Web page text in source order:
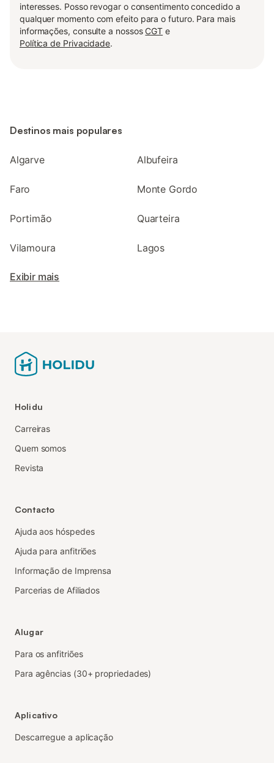
interesses. Posso revogar o consentimento concedido a
qualquer momento com efeito para o futuro. Para mais
informações, consulte a nossos CGT e
Política de Privacidade.
Destinos mais populares
Algarve Albufeira
Faro Monte Gordo
Portimão Quarteira
Vilamoura Lagos
Exibir mais
Holidu
Carreiras
Quem somos
Revista
Contacto
Ajuda aos hóspedes
Ajuda para anfitriões
Informação de Imprensa
Parcerias de Afiliados
Alugar
Para os anfitriões
Para agências (30+ propriedades)
Aplicativo
Descarregue a aplicação